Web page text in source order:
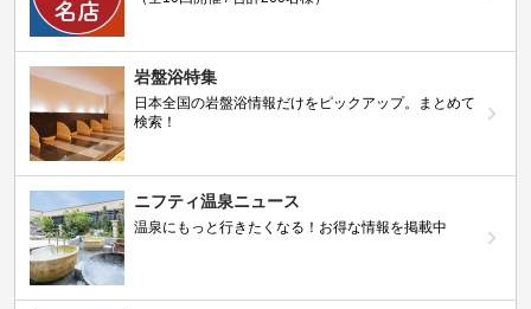
岩盤浴特集
日本全国の岩盤浴情報だけをピックアップ。まとめて
検索！
ニフティ温泉ニュース
温泉にもっと行きたくなる！お得な情報を掲載中